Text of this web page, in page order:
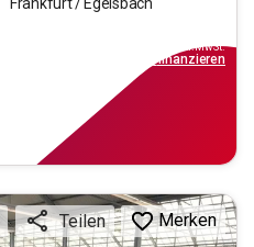
inkl.MwSt.
finanzieren
Teilen Merken